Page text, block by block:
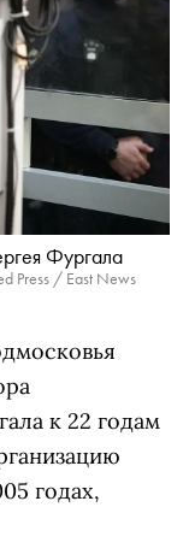
Фургала
Press / East News
к 22 годам
годах,